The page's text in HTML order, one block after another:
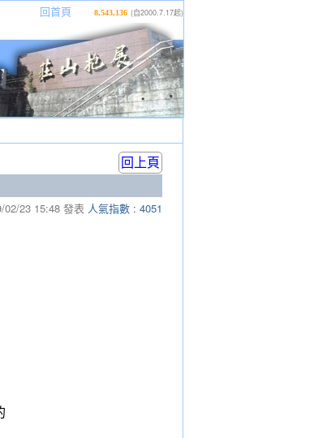
回首頁 8,543,136 (自2000.7.17起)
回上頁
02/23 15:48 發表 人氣指數 :4051